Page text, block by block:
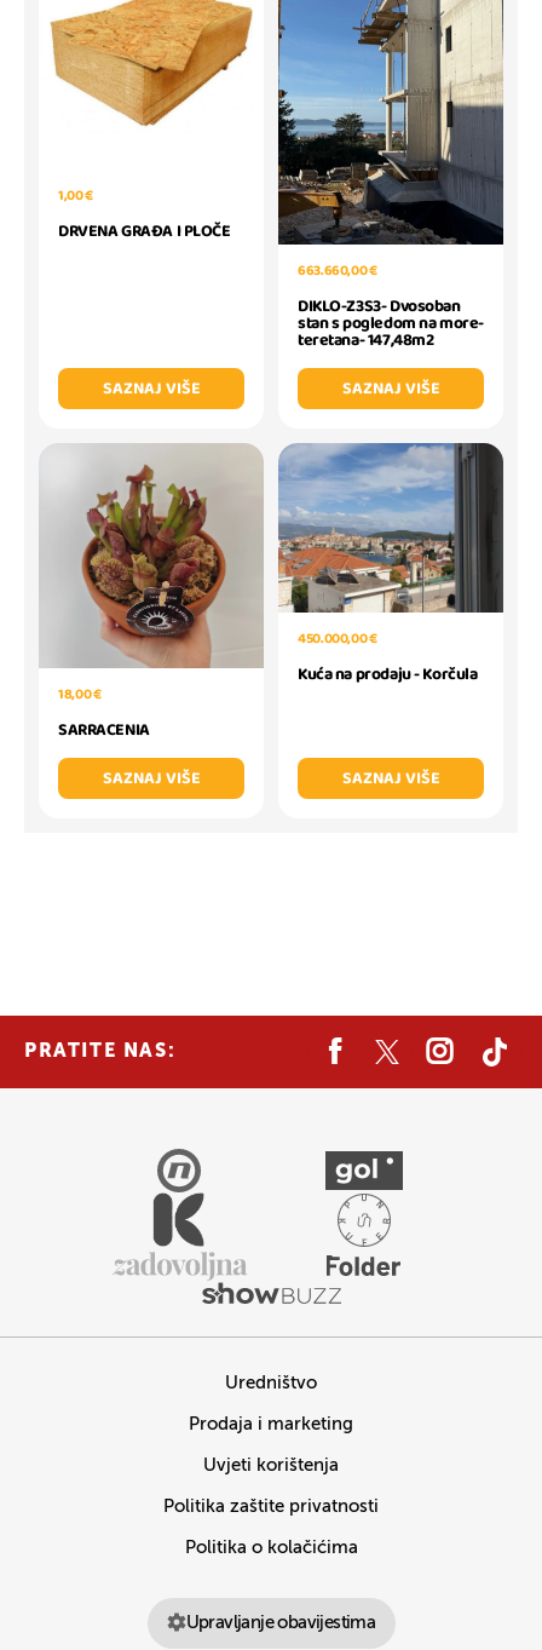
1,00 €
DRVENA GRAĐA I PLOČE
SAZNAJ VIŠE
663.660,00 €
DIKLO-Z3S3- Dvosoban
stan s pogledom na more-
teretana- 147,48m2
SAZNAJ VIŠE
18,00 €
SARRACENIA
SAZNAJ VIŠE
450.000,00 €
Kuća na prodaju - Korčula
SAZNAJ VIŠE
PRATITE NAS:
Uredništvo
Prodaja i marketing
Uvjeti korištenja
Politika zaštite privatnosti
Politika o kolačićima
Upravljanje obavijestima